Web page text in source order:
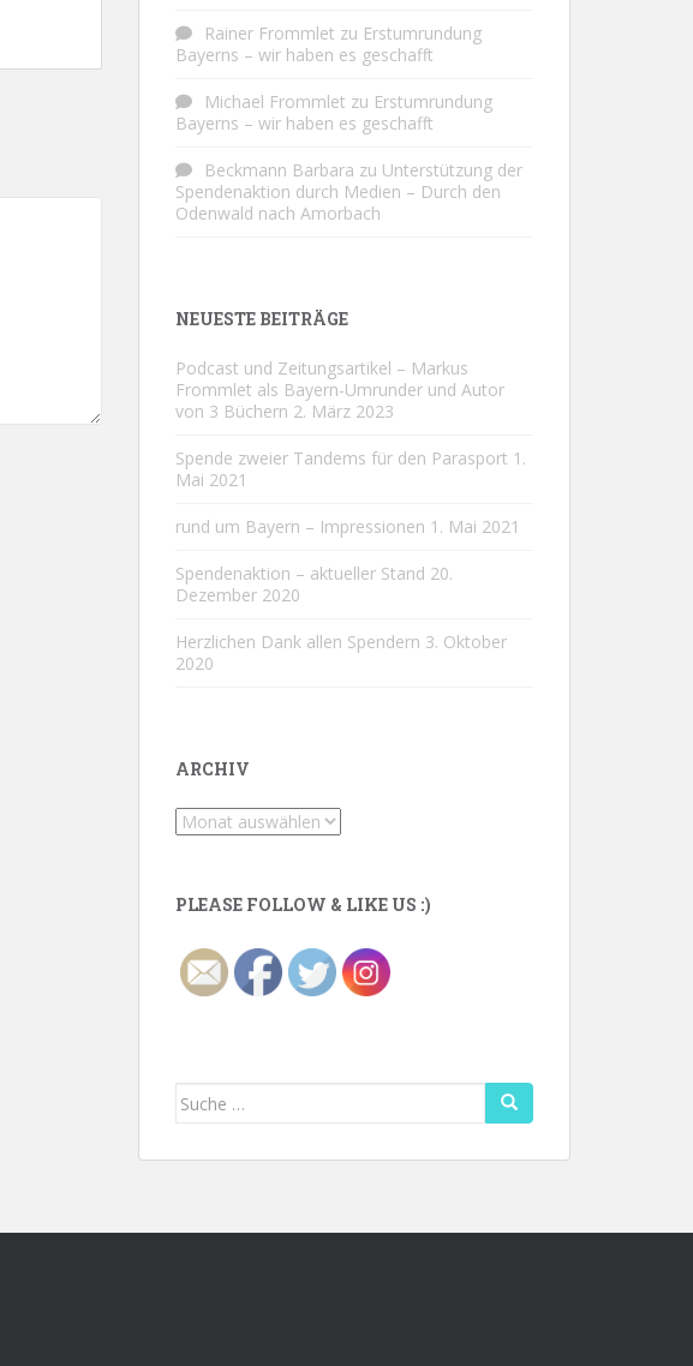
Rainer Frommlet zu Erstumrundung
Bayerns – wir haben es geschafft
Michael Frommlet zu Erstumrundung
Bayerns – wir haben es geschafft
Beckmann Barbara zu Unterstützung der
Spendenaktion durch Medien – Durch den
Odenwald nach Amorbach
NEUESTE BEITRÄGE
Podcast und Zeitungsartikel – Markus
Frommlet als Bayern-Umrunder und Autor
von 3 Büchern 2. März 2023
Spende zweier Tandems für den Parasport 1.
Mai 2021
rund um Bayern – Impressionen 1. Mai 2021
Spendenaktion – aktueller Stand 20.
Dezember 2020
Herzlichen Dank allen Spendern 3. Oktober
2020
ARCHIV
Archiv
PLEASE FOLLOW & LIKE US :)
Suche